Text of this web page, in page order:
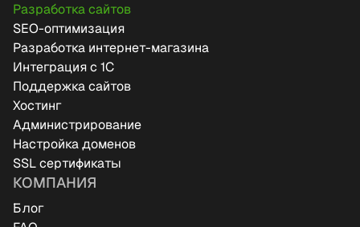
Разработка сайтов
SEO-оптимизация
Разработка интернет-магазина
Интеграция с 1C
Поддержка сайтов
Хостинг
Администрирование
Настройка доменов
SSL сертификаты
КОМПАНИЯ
Блог